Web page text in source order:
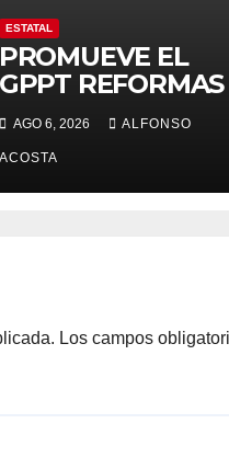
ESTATAL
PROMUEVE EL
GPPT REFORMAS
Salud, electoral y
justicia, de las
principales
AGO 6, 2026 ALFONSO
ACOSTA
Los campos